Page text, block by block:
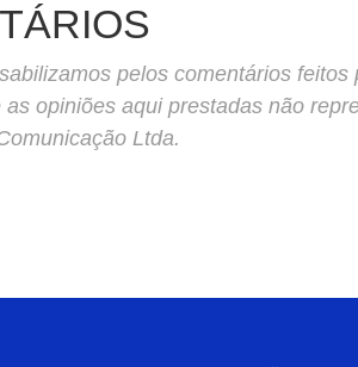
pelos comentários feitos
opiniões aqui prestadas não
Ltda.